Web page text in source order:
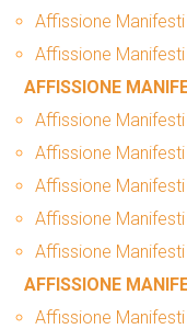
Affissione
Affissione
AFFISSIONE
Affissione
Affissione
Affissione
Affissione
Affissione
AFFISSIONE
Affissione